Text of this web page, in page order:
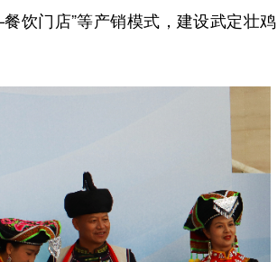
门店”等产销模式，建设武定壮